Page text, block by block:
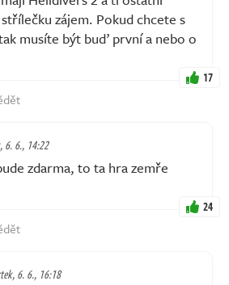
zájem. Pokud chcete s
musíte být buď první a nebo o
17
6. 6., 14:22
zdarma, to ta hra zemře
24
6. 6., 16:18